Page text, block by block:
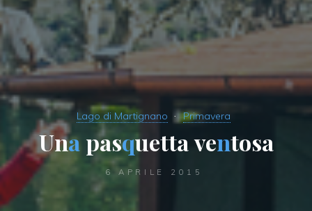
Lago di Martignano Primavera
Una pasquettaventosa
6 APRILE 2015